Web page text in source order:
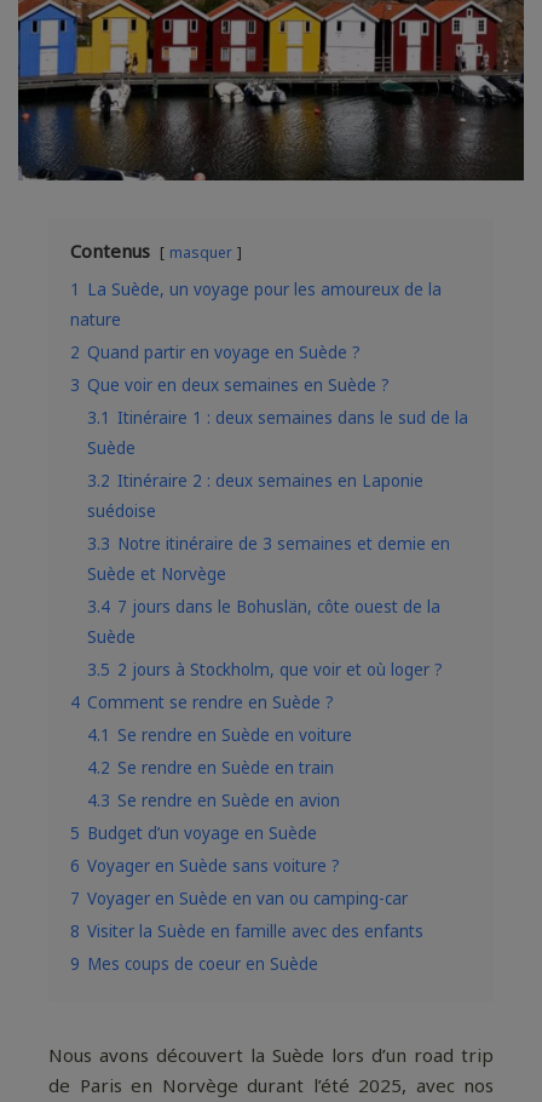
Contenus masquer
1
La Suède, un voyage pour les amoureux de la
nature
2 Quand partir en voyage en Suède ?
3 Que voir en deux semaines en Suède ?
3.1 Itinéraire 1 : deux semaines dans le sud de la
Suède
3.2 Itinéraire 2 : deux semaines en Laponie
suédoise
3.3 Notre itinéraire de 3 semaines et demie en
Suède et Norvège
3.4 7 jours dans le Bohuslän, côte ouest de la
Suède
3.5 2 jours à Stockholm, que voir et où loger ?
4 Comment se rendre en Suède ?
4.1 Se rendre en Suède en voiture
4.2 Se rendre en Suède en train
4.3 Se rendre en Suède en avion
5 Budget d’un voyage en Suède
6 Voyager en Suède sans voiture ?
7 Voyager en Suède en van ou camping-car
8 Visiter la Suède en famille avec des enfants
9 Mes coups de coeur en Suède
Nous avons découvert la Suède lors d’un road trip
de Paris en Norvège durant l’été 2025, avec nos